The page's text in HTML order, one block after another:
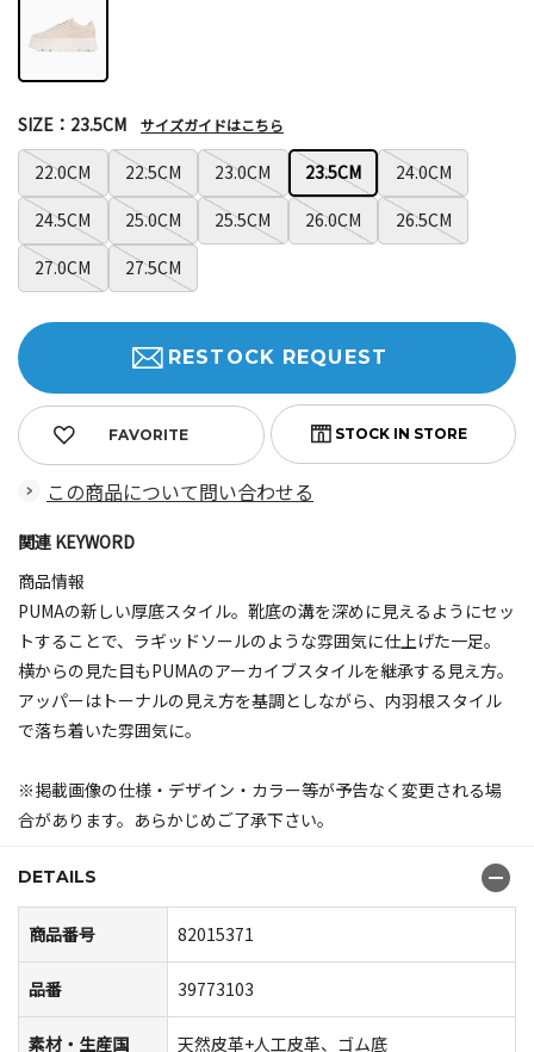
22.0CM 22.5CM 23.0CM 23.5CM
24.0CM
24.5CM
25.0CM 25.5CM 26.0CM
26.5CM
27.0CM
27.5CM
SIZE：23.5CM サイズガイドはこちら
FAVORITE
RESTOCK REQUEST
この商品について問い合わせる
関連 KEYWORD
商品情報
PUMAの新しい厚底スタイル。靴底の溝を深めに見えるようにセッ
トすることで、ラギッドソールのような雰囲気に仕上げた一足。
横からの見た目もPUMAのアーカイブスタイルを継承する見え方。
アッパーはトーナルの見え方を基調としながら、内羽根スタイル
で落ち着いた雰囲気に。
※掲載画像の仕様・デザイン・カラー等が予告なく変更される場
合があります。あらかじめご了承下さい。
DETAILS
商品番号 82015371
品番 39773103
素材・生産国 天然皮革+人工皮革、ゴム底